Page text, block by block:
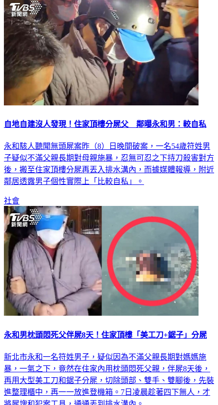
自地自建沒人發現！住家頂樓分屍父 鄰曝永和男：較自私
永和駭人聽聞無頭屍案昨（8）日晚間破案，一名54歲符姓男
子疑似不滿父親長期對母親施暴，忍無可忍之下持刀殺害對方
後，搬至住家頂樓分屍再丟入排水溝內，而據媒體報導，附近
鄰居透露男子個性實際上「比較自私」。
社會
永和男枕頭悶死父伴屍8天！住家頂樓「美工刀+鋸子」分屍
新北市永和一名符姓男子，疑似因為不滿父親長期對媽媽施
暴，一氣之下，竟然在住家內用枕頭悶死父親，伴屍8天後，
再用大型美工刀和鋸子分屍，切除頭部、雙手、雙腳後，先裝
進整理櫃中，再一一放進登機箱。7日凌晨趁著四下無人，才